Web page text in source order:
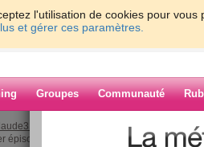
l'utilisation de cookies pour vous
et gérer ces paramètres.
Groupes Communauté
> Un tout petit feuilleton participant
épisode.